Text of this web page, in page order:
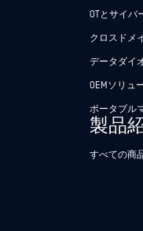
OTとサイバ
クロスドメ
データダイ
OEMソリュ
ポータブル
製品
すべての商